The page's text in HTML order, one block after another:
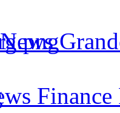
Finance